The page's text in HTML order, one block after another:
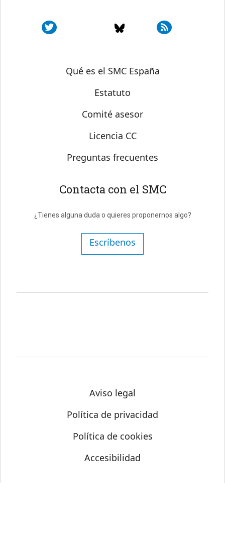
Sobre SMC España
Qué es el SMC España
Estatuto
Comité asesor
Licencia CC
Preguntas frecuentes
Contacta con el SMC
¿Tienes alguna duda o quieres proponernos algo?
Escríbenos
Aviso legal
Política de privacidad
Política de cookies
Accesibilidad